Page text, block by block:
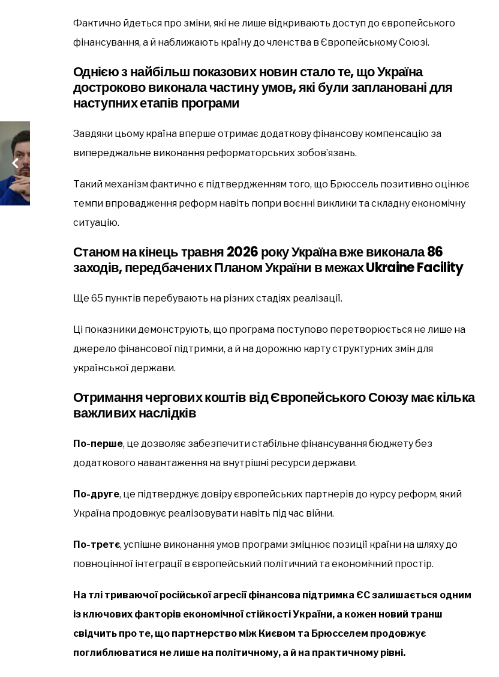
Фактично йдеться про зміни, які не лише відкривають доступ до європейського
фінансування, а й наближають країну до членства в Європейському Союзі.
Однією з найбільш показових новин стало те, що Україна
достроково виконала частину умов, які були заплановані для
наступних етапів програми
Завдяки цьому країна вперше отримає додаткову фінансову компенсацію за
випереджальне виконання реформаторських зобов’язань.
Такий механізм фактично є підтвердженням того, що Брюссель позитивно оцінює
темпи впровадження реформ навіть попри воєнні виклики та складну економічну
ситуацію.
Станом на кінець травня 2026 року Україна вже виконала 86
заходів, передбачених Планом України в межах Ukraine Facility
Ще 65 пунктів перебувають на різних стадіях реалізації.
Ці показники демонструють, що програма поступово перетворюється не лише на
джерело фінансової підтримки, а й на дорожню карту структурних змін для
української держави.
Отримання чергових коштів від Європейського Союзу має кілька
важливих наслідків
По-перше, це дозволяє забезпечити стабільне фінансування бюджету без
додаткового навантаження на внутрішні ресурси держави.
По-друге, це підтверджує довіру європейських партнерів до курсу реформ, який
Україна продовжує реалізовувати навіть під час війни.
По-третє, успішне виконання умов програми зміцнює позиції країни на шляху до
повноцінної інтеграції в європейський політичний та економічний простір.
На тлі триваючої російської агресії фінансова підтримка ЄС залишається одним
із ключових факторів економічної стійкості України, а кожен новий транш
свідчить про те, що партнерство між Києвом та Брюсселем продовжує
поглиблюватися не лише на політичному, а й на практичному рівні.